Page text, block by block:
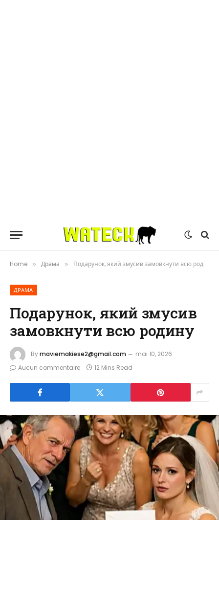
Home » Драма » Подарунок, який змусив замовкнути всю родину
ДРАМА
Подарунок, який змусив
замовкнути всю родину
Bymaviemakiese2@gmail.com
mai 10, 2026
Aucun commentaire
12 Mins Read